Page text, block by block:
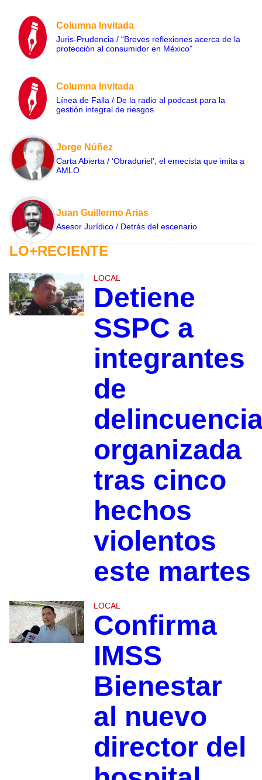
Columna Invitada
Juris-Prudencia / “Breves reflexiones acerca de la
protección al consumidor en México”
Columna Invitada
Línea de Falla / De la radio al podcast para la
gestión integral de riesgos
Jorge Núñez
Carta Abierta / ‘Obraduriel’, el emecista que imita a
AMLO
Juan Guillermo Arias
Asesor Jurídico / Detrás del escenario
LO+RECIENTE
LOCAL
Detiene
SSPC a
integrantes
de
organizada
tras cinco
hechos
violentos
este martes
LOCAL
Confirma
IMSS
Bienestar
al nuevo
director del